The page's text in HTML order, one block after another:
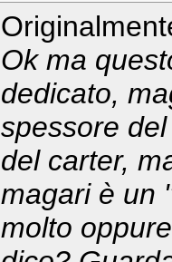
Ok ma
dedicato,
spessore
del carter,
magari è un
molto